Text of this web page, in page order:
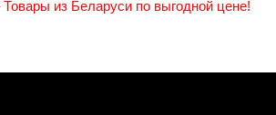
из Беларуси по выгодной цене!